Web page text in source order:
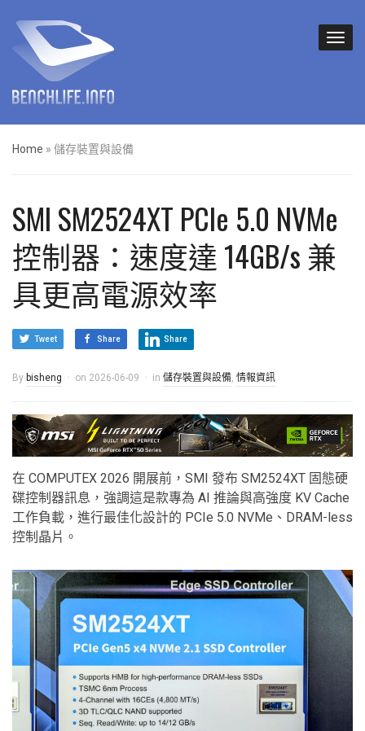
Home » 儲存裝置與設備
SMI SM2524XT PCIe 5.0 NVMe
控制器：速度達 14GB/s 兼
具更高電源效率
Tweet Share Share
By bisheng on 2026-06-09 in 儲存裝置與設備, 情報資訊
在 COMPUTEX 2026 開展前，SMI 發布 SM2524XT 固態硬
碟控制器訊息，強調這是款專為 AI 推論與高強度 KV Cache
工作負載，進行最佳化設計的 PCIe 5.0 NVMe、DRAM-less
控制晶片。